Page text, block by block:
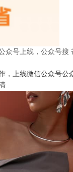
众号上线，公众号搜
，上线微信公众号公
..